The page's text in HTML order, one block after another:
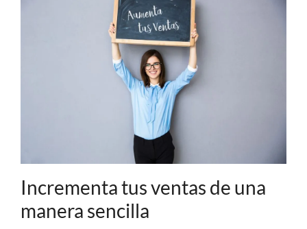
Incrementa tus ventas de una
manera sencilla